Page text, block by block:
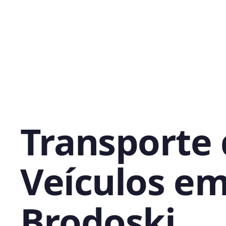
Transporte
Veículos